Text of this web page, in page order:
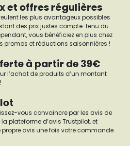
et offres régulières
les plus avantageux possibles
des prix justes compte-tenu du
vous bénéficiez en plus chez
promos et réductions saisonnières !
à partir de 39€
l’achat de produits d’un montant
vous convaincre par les avis de
plateforme d’avis Trustpilot, et
propre avis une fois votre commande